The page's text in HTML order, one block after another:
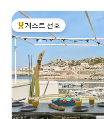
상위 게스트 선호
게스트 선호